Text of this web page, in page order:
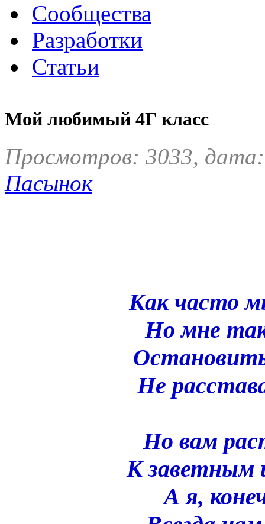
Сообщества
Разработки
Статьи
Мой любимый 4Г класс
Просмотров: 3033,
Пасынок
Как часто
Но мне
Не
Но вам
К заветным
А я,